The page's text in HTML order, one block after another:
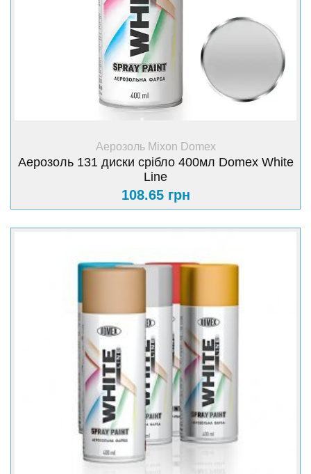
+ Купити
Аерозоль Mixon Domex
Аерозоль 131 диски срібло 400мл Domex White
Line
108.65 грн